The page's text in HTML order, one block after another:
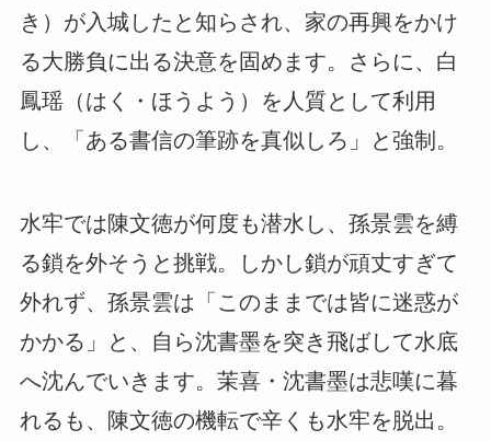
き）が入城したと知らされ、家の再興をかけ
る大勝負に出る決意を固めます。さらに、白
鳳瑶（はく・ほうよう）を人質として利用
し、「ある書信の筆跡を真似しろ」と強制。
水牢では陳文徳が何度も潜水し、孫景雲を縛
る鎖を外そうと挑戦。しかし鎖が頑丈すぎて
外れず、孫景雲は「このままでは皆に迷惑が
かかる」と、自ら沈書墨を突き飛ばして水底
へ沈んでいきます。茉喜・沈書墨は悲嘆に暮
れるも、陳文徳の機転で辛くも水牢を脱出。